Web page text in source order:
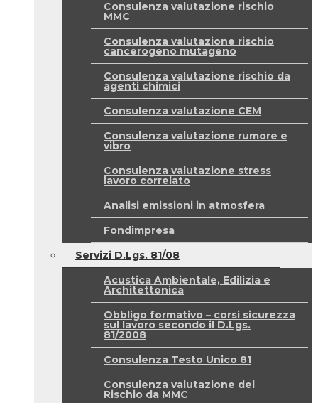
Consulenza valutazione rischio
MMC
Consulenza valutazione rischio
cancerogeno mutageno
Consulenza valutazione rischio da
agenti chimici
Consulenza valutazione CEM
Consulenza valutazione rumore e
vibro
Consulenza valutazione stress
lavoro correlato
Analisi emissioni in atmosfera
Fondimpresa
Servizi D.Lgs. 81/08
Acustica Ambientale, Edilizia e
Architettonica
Obbligo formativo – corsi sicurezza
sul lavoro secondo il D.Lgs.
81/2008
Consulenza Testo Unico 81
Consulenza valutazione del
Rischio da MMC